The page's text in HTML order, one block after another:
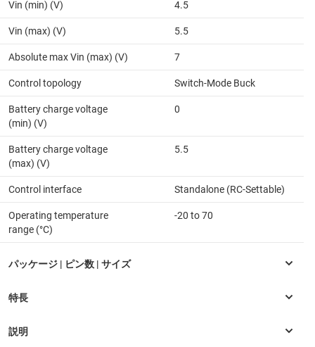
Vin (min) (V) 4.5
Vin (max) (V) 5.5
Absolute max Vin (max) (V) 7
Control topology Switch-Mode Buck
Battery charge voltage
(min) (V)
0
Battery charge voltage
(max) (V)
5.5
Control interface Standalone (RC-Settable)
Operating temperature
range (°C)
-20 to 70